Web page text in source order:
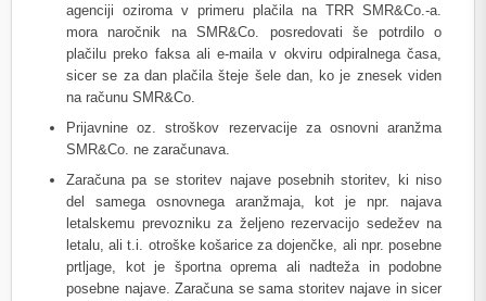
agenciji oziroma v primeru plačila na TRR SMR&Co.-a.
mora naročnik na SMR&Co. posredovati še potrdilo o
plačilu preko faksa ali e-maila v okviru odpiralnega časa,
sicer se za dan plačila šteje šele dan, ko je znesek viden
na računu SMR&Co.
Prijavnine oz. stroškov rezervacije za osnovni aranžma
SMR&Co. ne zaračunava.
Zaračuna pa se storitev najave posebnih storitev, ki niso
del samega osnovnega aranžmaja, kot je npr. najava
letalskemu prevozniku za željeno rezervacijo sedežev na
letalu, ali t.i. otroške košarice za dojenčke, ali npr. posebne
prtljage, kot je športna oprema ali nadteža in podobne
posebne najave. Zaračuna se sama storitev najave in sicer